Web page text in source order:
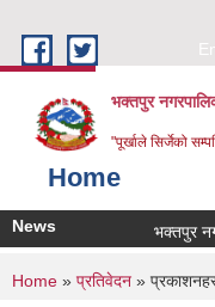
भक्तपुर
"पूर्खाले सिर्जेको
Home
News भक्तपुर
You are
Home » प्रतिवेदन »